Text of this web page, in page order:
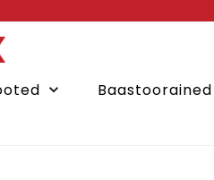
keyboard_arrow_down Baastoorained